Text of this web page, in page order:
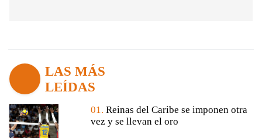
LAS MÁS
LEÍDAS
01. Reinas del Caribe se imponen otra
vez y se llevan el oro